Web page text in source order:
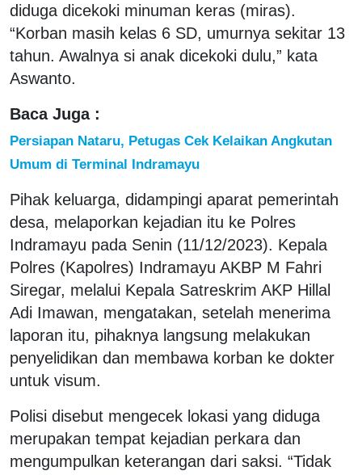
diduga dicekoki minuman keras (miras).
“Korban masih kelas 6 SD, umurnya sekitar 13
tahun. Awalnya si anak dicekoki dulu,” kata
Aswanto.
Baca Juga :
Persiapan Nataru, Petugas Cek Kelaikan Angkutan
Umum di Terminal Indramayu
Pihak keluarga, didampingi aparat pemerintah
desa, melaporkan kejadian itu ke Polres
Indramayu pada Senin (11/12/2023). Kepala
Polres (Kapolres) Indramayu AKBP M Fahri
Siregar, melalui Kepala Satreskrim AKP Hillal
Adi Imawan, mengatakan, setelah menerima
laporan itu, pihaknya langsung melakukan
penyelidikan dan membawa korban ke dokter
untuk visum.
Polisi disebut mengecek lokasi yang diduga
merupakan tempat kejadian perkara dan
mengumpulkan keterangan dari saksi. “Tidak